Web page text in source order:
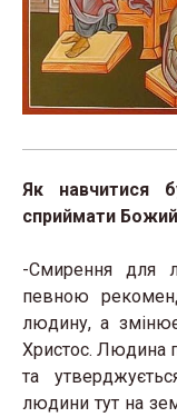
Як навчитися
сприймати
-Смирення для
певною
людину, а
Христос. Людина
та
людини тут на